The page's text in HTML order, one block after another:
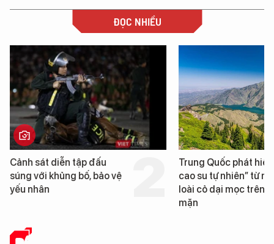
ĐỌC NHIỀU
Trung Quốc phát hiện “mỏ
cao su tự nhiên” từ một
loài cỏ dại mọc trên đất
Loạt dự án bất động
Đà Nẵng sắp bị kiểm